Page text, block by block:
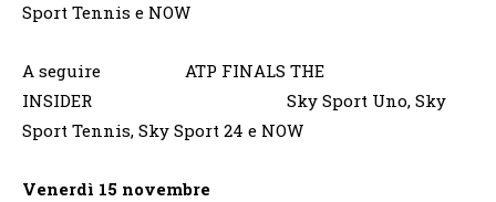
Sport Tennis e NOW
A seguire ATP FINALS THE
INSIDER Sky Sport Uno, Sky
Sport Tennis, Sky Sport 24 e NOW
Venerdì 15 novembre